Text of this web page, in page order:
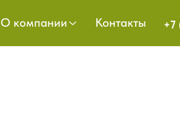
Контакты +7
О компании